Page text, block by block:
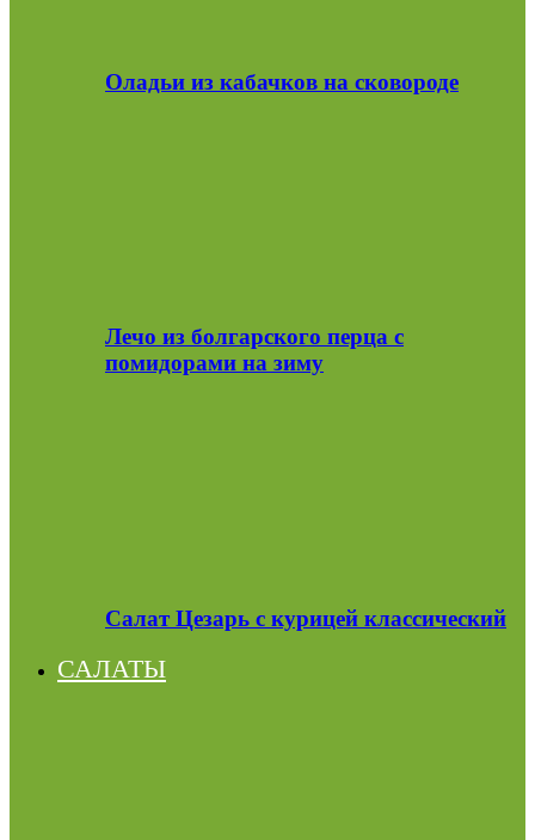
Оладьи из кабачков на сковороде
Лечо из болгарского перца с
помидорами на зиму
Салат Цезарь с курицей классический
САЛАТЫ